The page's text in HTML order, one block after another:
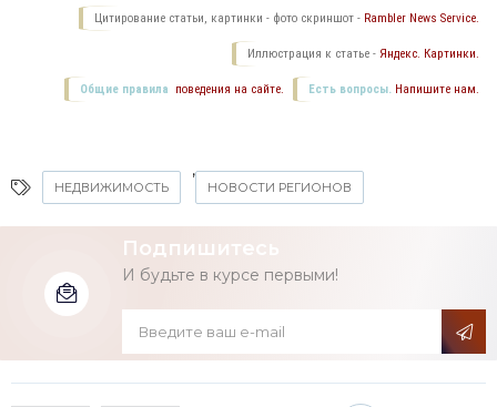
Цитирование статьи, картинки - фото скриншот - Rambler News Service.
Иллюстрация к статье - Яндекс. Картинки.
Есть вопросы. Напишите нам.
Общие правила поведения на сайте.
НЕДВИЖИМОСТЬ
,
НОВОСТИ РЕГИОНОВ
Подпишитесь
И будьте в курсе первыми!